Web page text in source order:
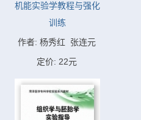
机能实验学教程与强化
训练
作者: 杨秀红  张连元
定价: 22元